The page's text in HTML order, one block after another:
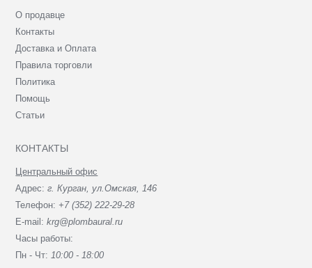
О продавце
Контакты
Доставка и Оплата
Правила торговли
Политика
Помощь
Статьи
КОНТАКТЫ
Центральный офис
Адрес:г. Курган, ул.Омская, 146
Телефон: +7 (352) 222-29-28
E-mail:krg@plombaural.ru
Часы работы:
Пн - Чт:10:00 - 18:00